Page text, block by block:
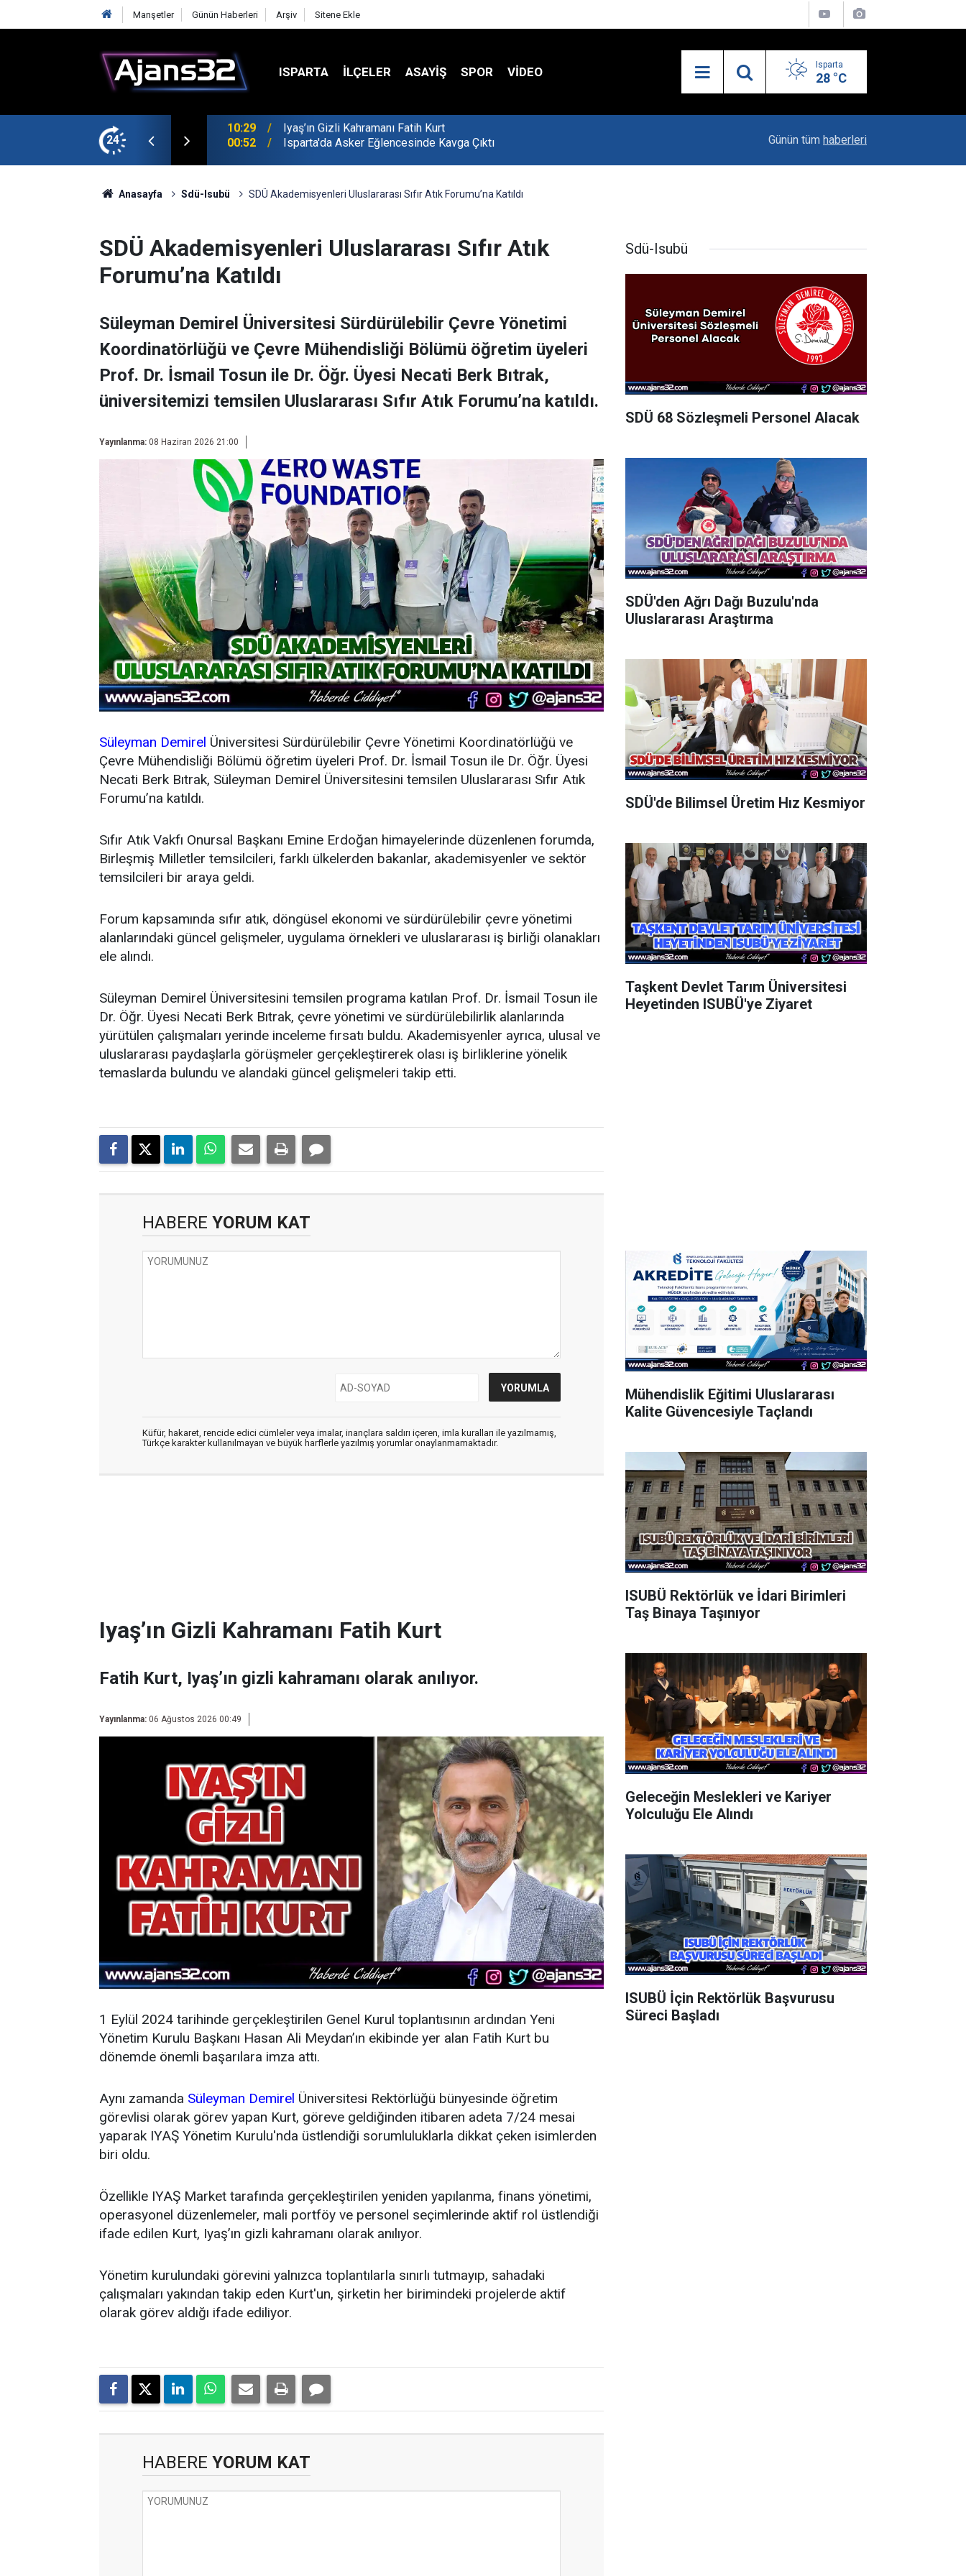
Manşetler Günün Haberleri Arşiv Sitene Ekle
ISPARTA İLÇELER ASAYİŞ SPOR VIDEO Isparta
28 °C
24 00:52 Isparta'da Asker Eğlencesinde Kavga Çıktı Uzaktan Hasta Değerlendirme Sistemi İle Yeni
Günün tüm haberleri
Anasayfa Sdü-Isubü SDÜ Akademisyenleri Uluslararası Sıfır Atık Forumu’na Katıldı
SDÜ Akademisyenleri Uluslararası Sıfır Atık
Forumu’na Katıldı
Süleyman Demirel Üniversitesi Sürdürülebilir Çevre Yönetimi
Koordinatörlüğü ve Çevre Mühendisliği Bölümü öğretim üyeleri
Prof. Dr. İsmail Tosun ile Dr. Öğr. Üyesi Necati Berk Bıtrak,
üniversitemizi temsilen Uluslararası Sıfır Atık Forumu’na katıldı.
Yayınlanma: 08 Haziran 2026 21:00
Süleyman Demirel Üniversitesi Sürdürülebilir Çevre Yönetimi Koordinatörlüğü ve
Çevre Mühendisliği Bölümü öğretim üyeleri Prof. Dr. İsmail Tosun ile Dr. Öğr. Üyesi
Necati Berk Bıtrak, Süleyman Demirel Üniversitesini temsilen Uluslararası Sıfır Atık
Forumu’na katıldı.
Sıfır Atık Vakfı Onursal Başkanı Emine Erdoğan himayelerinde düzenlenen forumda,
Birleşmiş Milletler temsilcileri, farklı ülkelerden bakanlar, akademisyenler ve sektör
temsilcileri bir araya geldi.
Forum kapsamında sıfır atık, döngüsel ekonomi ve sürdürülebilir çevre yönetimi
alanlarındaki güncel gelişmeler, uygulama örnekleri ve uluslararası iş birliği olanakları
ele alındı.
Süleyman Demirel Üniversitesini temsilen programa katılan Prof. Dr. İsmail Tosun ile
Dr. Öğr. Üyesi Necati Berk Bıtrak, çevre yönetimi ve sürdürülebilirlik alanlarında
yürütülen çalışmaları yerinde inceleme fırsatı buldu. Akademisyenler ayrıca, ulusal ve
uluslararası paydaşlarla görüşmeler gerçekleştirerek olası iş birliklerine yönelik
temaslarda bulundu ve alandaki güncel gelişmeleri takip etti.
HABERE YORUM KAT
Küfür, hakaret, rencide edici cümleler veya imalar, inançlara saldırı içeren, imla kuralları ile yazılmamış,
Türkçe karakter kullanılmayan ve büyük harflerle yazılmış yorumlar onaylanmamaktadır.
Iyaş’ın Gizli Kahramanı Fatih Kurt
Fatih Kurt, Iyaş’ın gizli kahramanı olarak anılıyor.
Yayınlanma: 06 Ağustos 2026 00:49
1 Eylül 2024 tarihinde gerçekleştirilen Genel Kurul toplantısının ardından Yeni
Yönetim Kurulu Başkanı Hasan Ali Meydan’ın ekibinde yer alan Fatih Kurt bu
dönemde önemli başarılara imza attı.
Aynı zamanda Süleyman Demirel Üniversitesi Rektörlüğü bünyesinde öğretim
görevlisi olarak görev yapan Kurt, göreve geldiğinden itibaren adeta 7/24 mesai
yaparak IYAŞ Yönetim Kurulu'nda üstlendiği sorumluluklarla dikkat çeken isimlerden
biri oldu.
Özellikle IYAŞ Market tarafında gerçekleştirilen yeniden yapılanma, finans yönetimi,
operasyonel düzenlemeler, mali portföy ve personel seçimlerinde aktif rol üstlendiği
ifade edilen Kurt, Iyaş’ın gizli kahramanı olarak anılıyor.
Yönetim kurulundaki görevini yalnızca toplantılarla sınırlı tutmayıp, sahadaki
çalışmaları yakından takip eden Kurt'un, şirketin her birimindeki projelerde aktif
olarak görev aldığı ifade ediliyor.
HABERE YORUM KAT
Sdü-Isubü
SDÜ 68 Sözleşmeli Personel Alacak
SDÜ'den Ağrı Dağı Buzulu'nda
Uluslararası Araştırma
SDÜ'de Bilimsel Üretim Hız Kesmiyor
Taşkent Devlet Tarım Üniversitesi
Heyetinden ISUBÜ'ye Ziyaret
Mühendislik Eğitimi Uluslararası
Kalite Güvencesiyle Taçlandı
ISUBÜ Rektörlük ve İdari Birimleri
Taş Binaya Taşınıyor
Geleceğin Meslekleri ve Kariyer
Yolculuğu Ele Alındı
ISUBÜ İçin Rektörlük Başvurusu
Süreci Başladı